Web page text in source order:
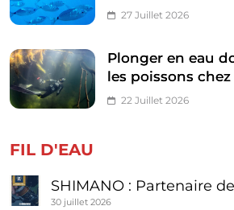
27 Juillet 2026
Plonger en eau
les poissons chez
22 Juillet 2026
FIL D'EAU
SHIMANO : Partenaire
30 juillet 2026